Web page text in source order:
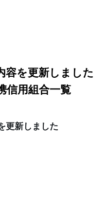
を更新しました
信用組合一覧
更新しました